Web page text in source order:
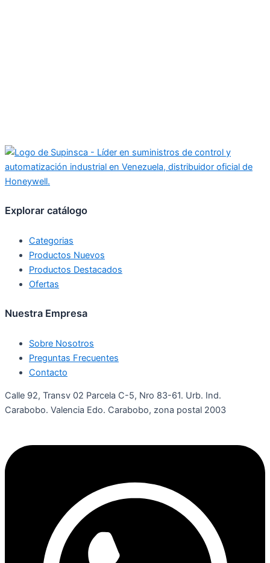
Explorar catálogo
Categorias
Productos Nuevos
Productos Destacados
Ofertas
Nuestra Empresa
Sobre Nosotros
Preguntas Frecuentes
Contacto
Calle 92, Transv 02 Parcela C-5, Nro 83-61. Urb. Ind.
Carabobo. Valencia Edo. Carabobo, zona postal 2003